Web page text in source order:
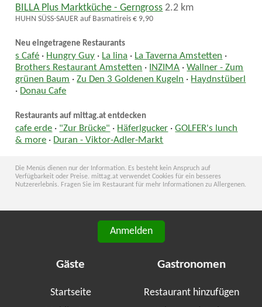
BILLA Plus Marktküche - Gerngross 2.2 km
HUHN SÜSS-SAUER auf Basmatireis € 9,90
Neu eingetragene Restaurants
s Café · Hungry Guy · La lina · La Taverna Amstetten ·
Brothers Restaurant Amstetten · INZIMA ·Wallner - Zum
grünen Baum ·Zu Den 3 Goldenen Kugeln · Haydnstüberl
· Donau Cafe
Restaurants auf mittag.at entdecken
cafe erde · "Zur Brücke" · Häferlgucker ·GOLFER's lunch
& more · Duran - Viktor-Adler-Markt
Die Menüs dienen nur der Information. Es besteht kein Anspruch auf
Verfügbarkeit oder Preise. mittag.at verwendet Cookies für ein besseres
Nutzererlebnis. Fragen Sie im Restaurant für mehr Informationen zu Allergenen.
Anmelden
Gäste
Startseite
Gastronomen
Restaurant hinzufügen